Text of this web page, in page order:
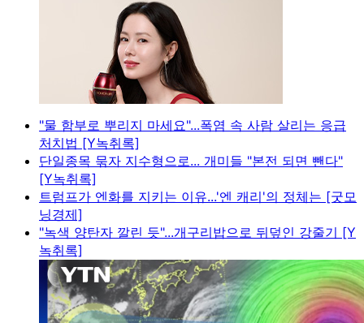
"물 함부로 뿌리지 마세요"...폭염 속 사람 살리는 응급
처치법 [Y녹취록]
단일종목 묶자 지수형으로... 개미들 "본전 되면 뺀다"
[Y녹취록]
트럼프가 엔화를 지키는 이유...'엔 캐리'의 정체는 [굿모
닝경제]
"녹색 양탄자 깔린 듯"...개구리밥으로 뒤덮인 강줄기 [Y
녹취록]